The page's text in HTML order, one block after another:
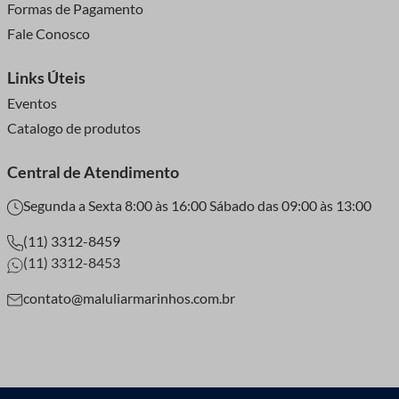
Artesanal
A criação de um sutiã artesanal com reguladores é uma
jornada gratificante que permite explorar a criatividade e
personalização.
reguladores de sutiã e qualquer outro adereço que deseje
incluir.
Instruções Detalhadas
Comece cortando o tecido no molde desejado. Costure as
Formas de Pagamento
Fale Conosco
Links Úteis
Eventos
Catalogo de produtos
Central de Atendimento
Segunda a Sexta 8:00 às 16:00 Sábado das 09:00 às 13:00
(11) 3312-8459
(11) 3312-8453
contato@maluliarmarinhos.com.br